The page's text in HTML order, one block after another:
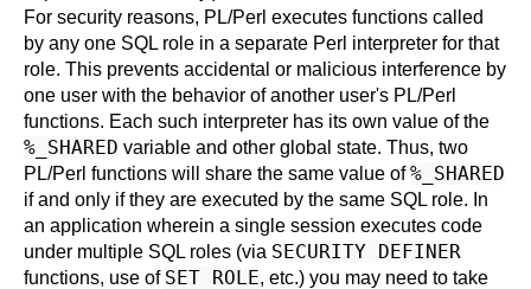
For security reasons, PL/Perl executes functions called
by any one SQL role in a separate Perl interpreter for that
role. This prevents accidental or malicious interference by
one user with the behavior of another user's PL/Perl
functions. Each such interpreter has its own value of the
%_SHARED variable and other global state. Thus, two
PL/Perl functions will share the same value of%_SHARED
if and only if they are executed by the same SQL role. In
an application wherein a single session executes code
under multiple SQL roles (via SECURITY DEFINER
functions, use of SET ROLE, etc.) you may need to take